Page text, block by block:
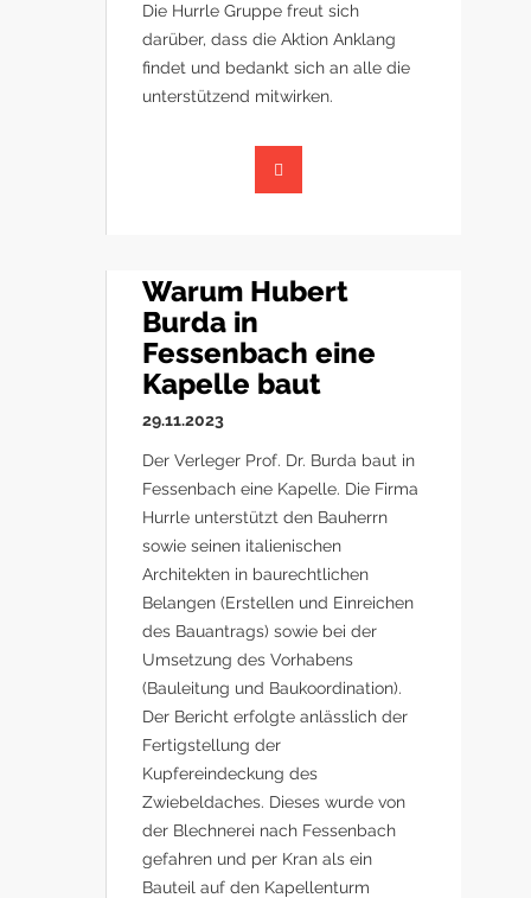
Die Hurrle Gruppe freut sich
darüber, dass die Aktion Anklang
findet und bedankt sich an alle die
unterstützend mitwirken.
Warum Hubert
Burda in
Fessenbach eine
Kapelle baut
29.11.2023
Der Verleger Prof. Dr. Burda baut in
Fessenbach eine Kapelle. Die Firma
Hurrle unterstützt den Bauherrn
sowie seinen italienischen
Architekten in baurechtlichen
Belangen (Erstellen und Einreichen
des Bauantrags) sowie bei der
Umsetzung des Vorhabens
(Bauleitung und Baukoordination).
Der Bericht erfolgte anlässlich der
Fertigstellung der
Kupfereindeckung des
Zwiebeldaches. Dieses wurde von
der Blechnerei nach Fessenbach
gefahren und per Kran als ein
Bauteil auf den Kapellenturm